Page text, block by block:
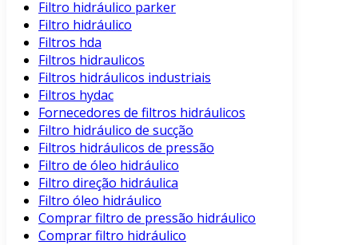
Filtro hidráulico parker
Filtro hidráulico
Filtros hda
Filtros hidraulicos
Filtros hidráulicos industriais
Filtros hydac
Fornecedores de filtros hidráulicos
Filtro hidráulico de sucção
Filtros hidráulicos de pressão
Filtro de óleo hidráulico
Filtro direção hidráulica
Filtro óleo hidráulico
Comprar filtro de pressão hidráulico
Comprar filtro hidráulico